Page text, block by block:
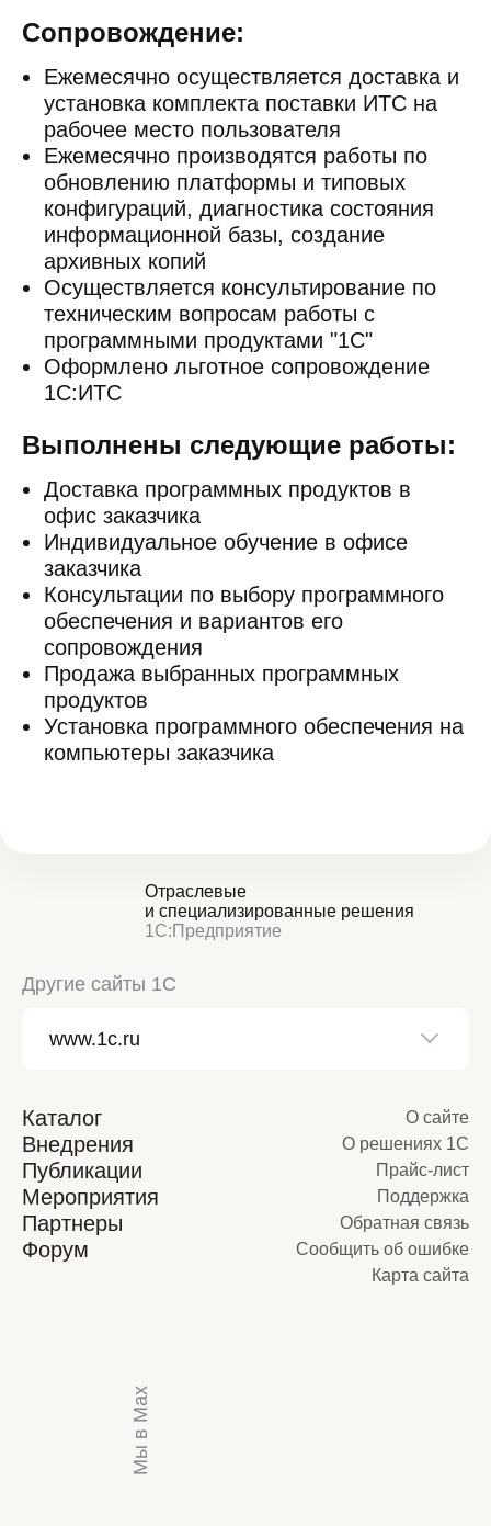
Сопровождение:
Ежемесячно осуществляется доставка и
установка комплекта поставки ИТС на
рабочее место пользователя
Ежемесячно производятся работы по
обновлению платформы и типовых
конфигураций, диагностика состояния
информационной базы, создание
архивных копий
Осуществляется консультирование по
техническим вопросам работы с
программными продуктами "1С"
Оформлено льготное сопровождение
1С:ИТС
Выполнены следующие работы:
Доставка программных продуктов в
офис заказчика
Индивидуальное обучение в офисе
заказчика
Консультации по выбору программного
обеспечения и вариантов его
сопровождения
Продажа выбранных программных
продуктов
Установка программного обеспечения на
компьютеры заказчика
Отраслевые
и специализированные решения
1С:Предприятие
Другие сайты 1С
Каталог
Внедрения
Публикации
Мероприятия
Партнеры
Форум
О сайте
О решениях 1С
Прайс-лист
Поддержка
Обратная связь
Сообщить об ошибке
Карта сайта
Мы в Max